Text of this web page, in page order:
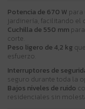
Potencia de 670 W
jardinería, facilitando el
Cuchilla de 550 mm
corte.
Peso ligero de 4,2 kg
esfuerzo.
Interruptores de
seguro durante toda la
Bajos niveles de ruido
residenciales sin